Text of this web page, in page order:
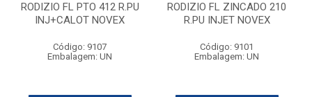
RODIZIO FL PTO 412 R.PU
INJ+CALOT NOVEX
Código: 9107
Embalagem: UN
RODIZIO FL ZINCADO 210
R.PU INJET NOVEX
Código: 9101
Embalagem: UN